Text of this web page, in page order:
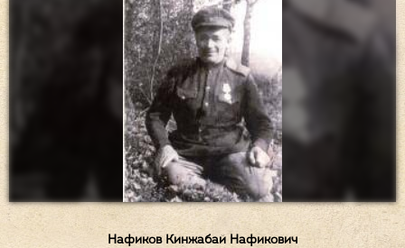
Нафиков Кинжабай Нафикович